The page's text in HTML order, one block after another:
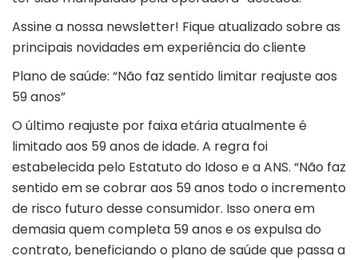
Assine a nossa newsletter! Fique atualizado sobre as
principais novidades em experiência do cliente
Plano de saúde: “Não faz sentido limitar reajuste aos
59 anos”
O último reajuste por faixa etária atualmente é
limitado aos 59 anos de idade. A regra foi
estabelecida pelo Estatuto do Idoso e a ANS. “Não faz
sentido em se cobrar aos 59 anos todo o incremento
de risco futuro desse consumidor. Isso onera em
demasia quem completa 59 anos e os expulsa do
contrato, beneficiando o plano de saúde que passa a